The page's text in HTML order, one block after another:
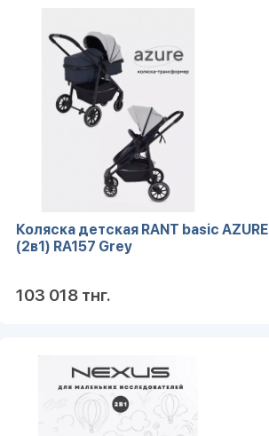
Коляска детская RANT basic AZURE
(2в1) RA157 Grey
103 018 тнг.